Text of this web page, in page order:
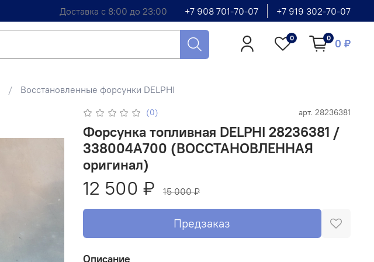
Доставка с 8:00 до 23:00 +7 908 701-70-07 +7 919 302-70-07
0 0 0 ₽
Восстановленные форсунки DELPHI
(0) арт. 28236381
Форсунка топливная DELPHI 28236381 /
338004A700 (ВОССТАНОВЛЕННАЯ
оригинал)
12 500 ₽ 15 000 ₽
Предзаказ
Описание